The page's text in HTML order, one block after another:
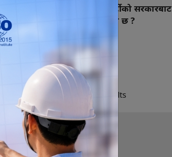
नयाँ बन्ने राष्ट्रिय स्वतन्त्र पार्टीको सरकारबाट
कस्तो अपेक्षा राख्नुभएको छ ?
खोइ, खासै आशा छैन
ज सुकै होस्
View Results